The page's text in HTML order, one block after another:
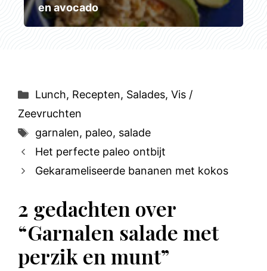
en avocado
Categorieën
Lunch, Recepten, Salades, Vis /
Zeevruchten
Tags
garnalen, paleo, salade
Het perfecte paleo ontbijt
Gekarameliseerde bananen met kokos
2 gedachten over
“Garnalen salade met
perzik en munt”